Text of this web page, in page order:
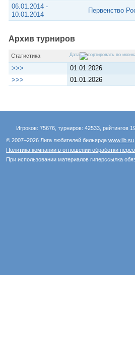
06.01.2014 -
10.01.2014
Первенство
Архив турниров
Статистика Дата
>>> 01.01.2026
>>>
01.01.2026
Игроков: 75676, турниров: 42533, рейтингов
© 2007–2026 Лига любителей бильярдаwww.llb.su
Политика компании в отношении обработки
При использовании материалов гиперссылка